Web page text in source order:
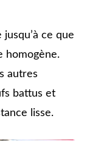
ce que
homogène.
autres
battus et
lisse.